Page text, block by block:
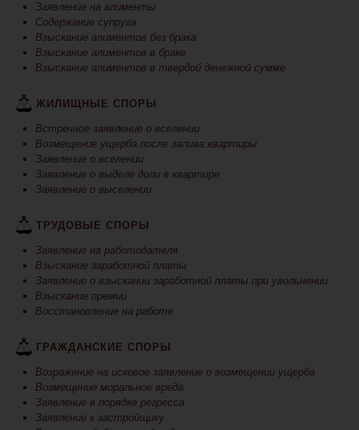
Заявление на алименты
Содержание супруга
Взыскание алиментов без брака
Взыскание алиментов в браке
Взыскание алиментов в твердой денежной сумме
ЖИЛИЩНЫЕ СПОРЫ
Встречное заявление о вселении
Возмещение ущерба после залива квартиры
Заявление о вселении
Заявление о выделе доли в квартире
Заявление о выселении
ТРУДОВЫЕ СПОРЫ
Заявление на работодателя
Взыскание заработной платы
Заявление о взыскании заработной платы при увольнении
Взыскание премии
Восстановление на работе
ГРАЖДАНСКИЕ СПОРЫ
Возражение на исковое заявление о возмещении ущерба
Возмещение моральное вреда
Заявление в порядке регресса
Заявление к застройщику